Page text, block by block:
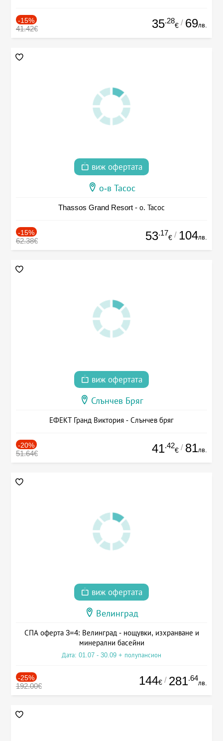
-15%
41.42€ 35.28
€ / 69лв.
виж офертата
о-в Тасос
Thassos Grand Resort - о. Тасос
-15%
62.38€ 53.17
€ / 104лв.
виж офертата
Слънчев Бряг
ЕФЕКТ Гранд Виктория - Слънчев бряг
-20%
51.64€ 41.42
€ / 81лв.
виж офертата
Велинград
СПА оферта 3=4: Велинград - нощувки, изхранване и
минерални басейни
Дата: 01.07 - 30.09 + полупансион
-25%
192.00€ 144€ / 281.64
лв.